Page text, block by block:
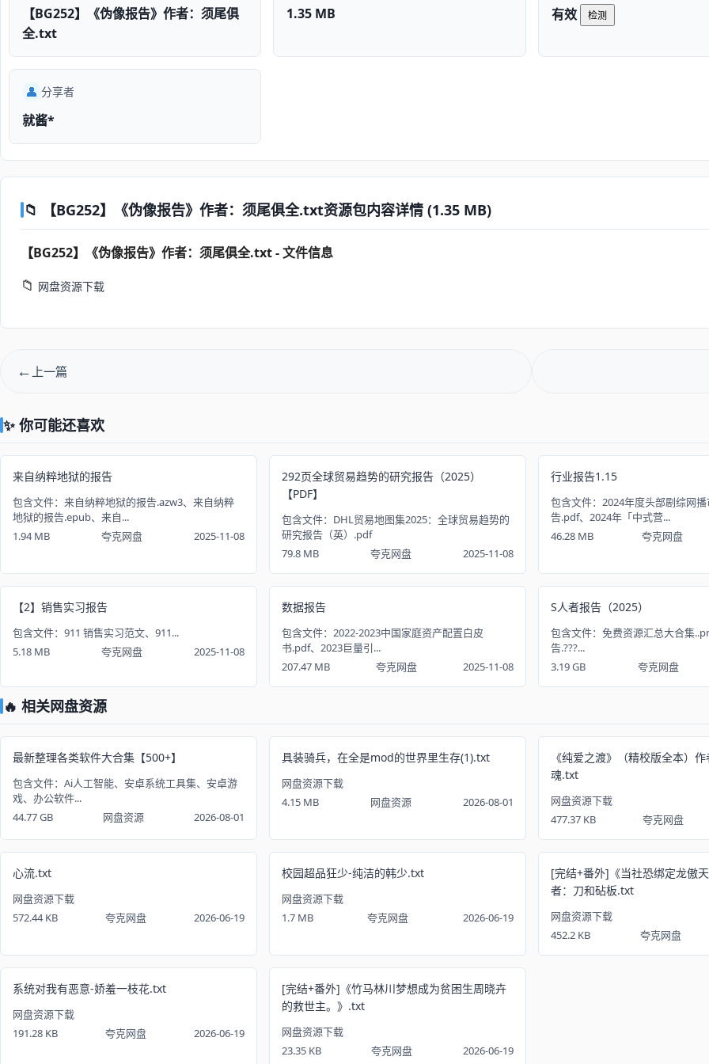
【BG252】《伪像报告》作者：须尾俱
全.txt
1.35 MB 有效 检测
👤 分享者
就酱*
📁 【BG252】《伪像报告》作者：须尾俱全.txt资源包内容详情 (1.35 MB)
【BG252】《伪像报告》作者：须尾俱全.txt - 文件信息
📁 网盘资源下载
上一篇
✨ 你可能还喜欢
来自纳粹地狱的报告
包含文件：来自纳粹地狱的报告.azw3、来自纳粹
地狱的报告.epub、来自...
1.94 MB
夸克网盘 2025-11-08
292页全球贸易趋势的研究报告（2025）
【PDF】
包含文件：DHL贸易地图集2025：全球贸易趋势的
研究报告（英）.pdf
79.8 MB
夸克网盘 2025-11-08
行业报告1.15
包含文件：2024年度头部剧综网
告.pdf、2024年「中式营...
46.28 MB
夸克网盘
【2】销售实习报告
包含文件：911 销售实习范文、911...
5.18 MB
夸克网盘 2025-11-08
数据报告
包含文件：2022-2023中国家庭资产配置白皮
书.pdf、2023巨量引...
207.47 MB
夸克网盘 2025-11-08
S人者报告（2025）
包含文件：免费资源汇总大合集
告.???...
3.19 GB
夸克网盘
🔥 相关网盘资源
最新整理各类软件大合集【500+】
包含文件：Ai人工智能、安卓系统工具集、安卓游
戏、办公软件...
44.77 GB
网盘资源 2026-08-01
具装骑兵，在全是mod的世界里生存(1).txt
网盘资源下载
4.15 MB
网盘资源 2026-08-01
《纯爱之渡》（精校版全本）
魂.txt
网盘资源下载
477.37 KB
夸克网盘
心流.txt
网盘资源下载
572.44 KB
夸克网盘 2026-06-19
校园超品狂少-纯洁的韩少.txt
网盘资源下载
1.7 MB
夸克网盘 2026-06-19
[完结+番外]《当社恐绑定龙傲
者：刀和砧板.txt
网盘资源下载
452.2 KB
夸克网盘
系统对我有恶意-娇羞一枝花.txt
网盘资源下载
191.28 KB
夸克网盘 2026-06-19
[完结+番外]《竹马林川梦想成为贫困生周晓卉
的救世主。》.txt
网盘资源下载
23.35 KB
夸克网盘 2026-06-19